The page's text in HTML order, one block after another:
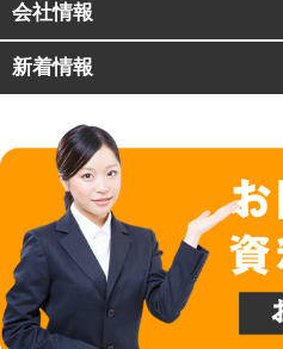
会社情報
新着情報